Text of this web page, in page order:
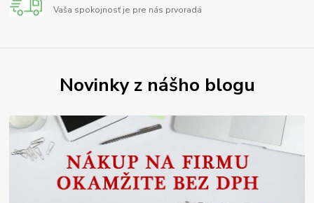
Vaša spokojnosť je pre nás prvoradá
Novinky z nášho blogu